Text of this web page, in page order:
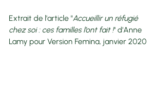
Extrait de l'article "Accueillir un réfugié
chez soi : ces familles l’ont fait !" d'Anne
Lamy pour Version Femina, janvier 2020